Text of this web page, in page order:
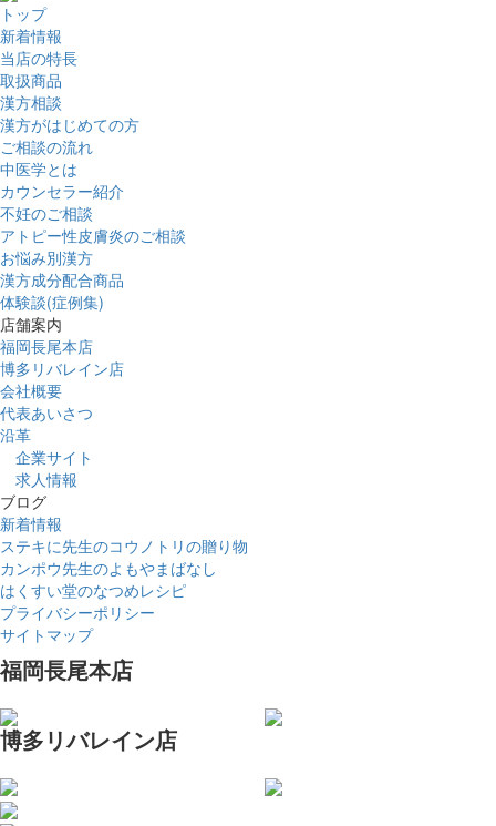
トップ
新着情報
当店の特長
取扱商品
漢方相談
漢方がはじめての方
ご相談の流れ
中医学とは
カウンセラー紹介
不妊のご相談
アトピー性皮膚炎のご相談
お悩み別漢方
漢方成分配合商品
体験談(症例集)
店舗案内
福岡長尾本店
博多リバレイン店
会社概要
代表あいさつ
沿革
企業サイト
求人情報
ブログ
新着情報
ステキに先生のコウノトリの贈り物
カンポウ先生のよもやまばなし
はくすい堂のなつめレシピ
プライバシーポリシー
サイトマップ
福岡長尾本店
博多リバレイン店